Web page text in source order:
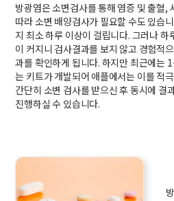
방광염은 소변검사를 통해 염증 및 출혈,
따라 소변 배양검사가 필요할 수도 있습
지 최소 하루 이상이 걸립니다. 그러나
이 커지니 검사결과를 보지 않고 경험적
과를 확인하게 됩니다. 하지만 최근에는
는 키트가 개발되어 애플에서는 이를 적
간단히 소변 검사를 받으신 후 동시에 결
진행하실 수 있습니다.